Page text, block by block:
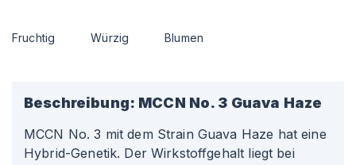
Fruchtig Würzig Blumen
Beschreibung: MCCN No. 3 Guava Haze
MCCN No. 3 mit dem Strain Guava Haze hat eine
Hybrid-Genetik. Der Wirkstoffgehalt liegt bei